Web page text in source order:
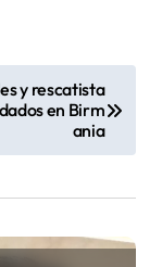
y rescatista
en Birm
ania